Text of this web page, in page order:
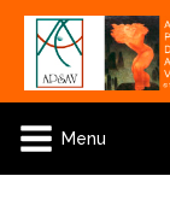
Menu